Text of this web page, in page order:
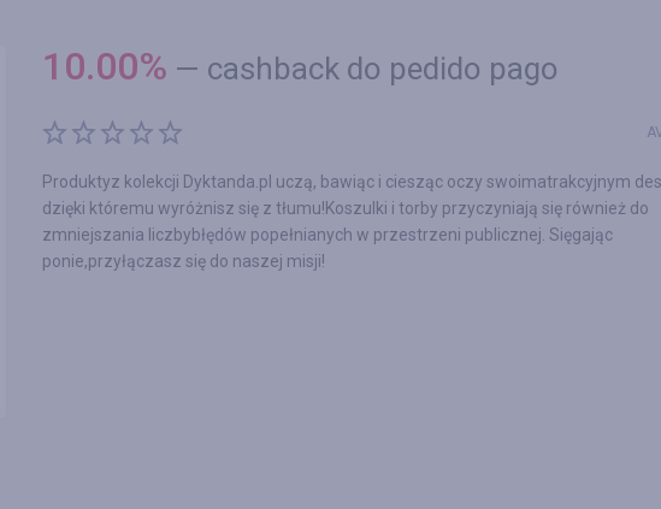
10.00% — cashback do pedido pago
Produktyz kolekcji Dyktanda.pl uczą, bawiąc i ciesząc oczy swoimatrakcyjnym
dzięki któremu wyróżnisz się z tłumu!Koszulki i torby przyczyniają się również do
zmniejszania liczbybłędów popełnianych w przestrzeni publicznej. Sięgając
ponie,przyłączasz się do naszej misji!